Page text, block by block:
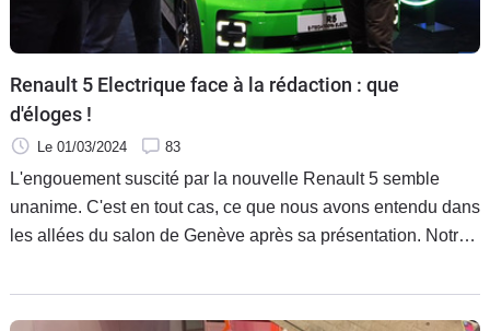
Renault 5 Electrique face à la rédaction : que
d'éloges !
Le 01/03/2024 83
L'engouement suscité par la nouvelle Renault 5 semble
unanime. C'est en tout cas, ce que nous avons entendu dans
les allées du salon de Genève après sa présentation. Notre
quelques mois nous avait prévenus : "Elle est très
séduisante". Au tour cette fois de Manuel Cailliol, Alain